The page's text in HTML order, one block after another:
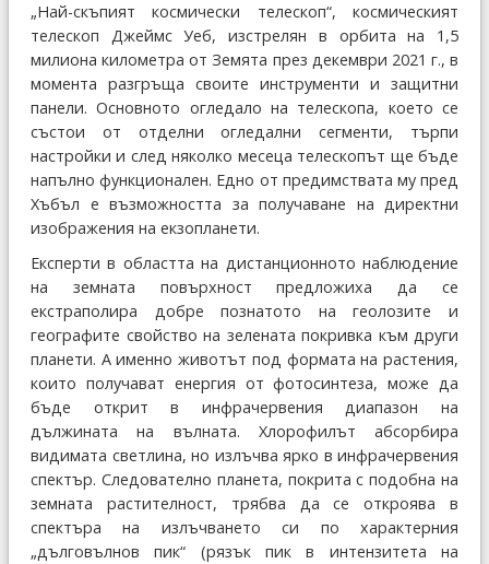
„Най-скъпият космически телескоп“, космическият
телескоп Джеймс Уеб, изстрелян в орбита на 1,5
милиона километра от Земята през декември 2021 г., в
момента разгръща своите инструменти и защитни
панели. Основното огледало на телескопа, което се
състои от отделни огледални сегменти, търпи
настройки и след няколко месеца телескопът ще бъде
напълно функционален. Едно от предимствата му пред
Хъбъл е възможността за получаване на директни
изображения на екзопланети.
Експерти в областта на дистанционното наблюдение
на земната повърхност предложиха да се
екстраполира добре познатото на геолозите и
географите свойство на зелената покривка към други
планети. А именно животът под формата на растения,
които получават енергия от фотосинтеза, може да
бъде открит в инфрачервения диапазон на
дължината на вълната. Хлорофилът абсорбира
видимата светлина, но излъчва ярко в инфрачервения
спектър. Следователно планета, покрита с подобна на
земната растителност, трябва да се откроява в
спектъра на излъчването си по характерния
„дълговълнов пик“ (рязък пик в интензитета на